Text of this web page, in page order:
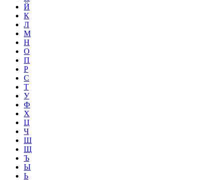
Й
К
Л
М
Н
О
П
Р
С
Т
У
Ф
Х
Ц
Ч
Ш
Щ
Ъ
Ы
Ь